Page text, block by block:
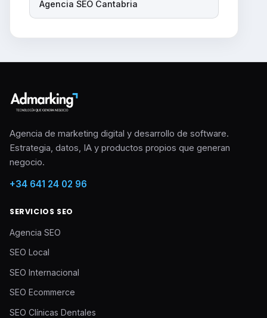
Agencia SEO Cantabria
Agencia de marketing digital y desarrollo de software.
Estrategia, datos, IA y productos propios que generan
negocio.
+34 641 24 02 96
SERVICIOS SEO
Agencia SEO
SEO Local
SEO Internacional
SEO Ecommerce
SEO Clínicas Dentales